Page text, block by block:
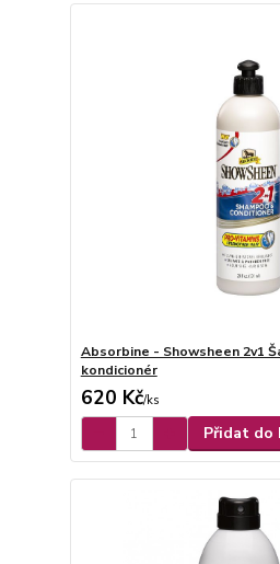
Absorbine - Showsheen 2v1
kondicionér
620 Kč/ks
Přidat do